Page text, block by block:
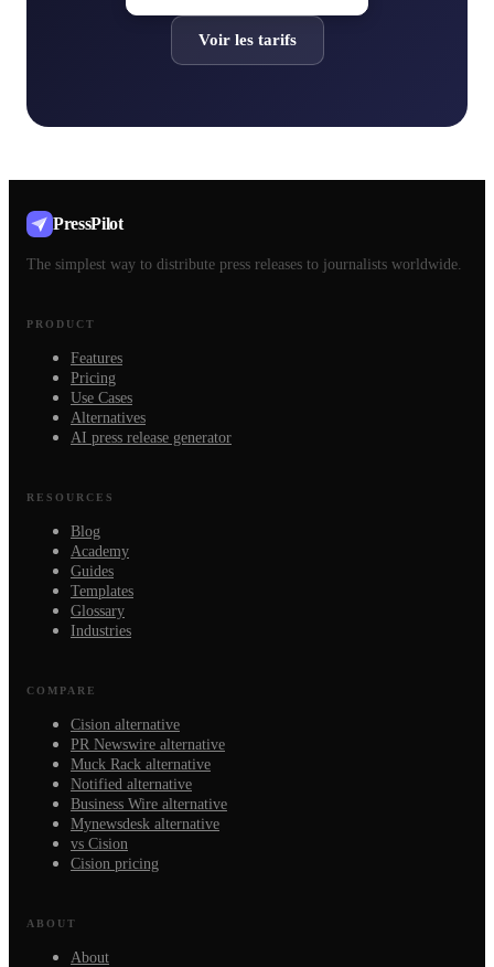
Voir les tarifs
PressPilot
The simplest way to distribute press releases to journalists worldwide.
PRODUCT
Features
Pricing
Use Cases
Alternatives
AI press release generator
RESOURCES
Blog
Academy
Guides
Templates
Glossary
Industries
COMPARE
Cision alternative
PR Newswire alternative
Muck Rack alternative
Notified alternative
Business Wire alternative
Mynewsdesk alternative
vs Cision
Cision pricing
ABOUT
About